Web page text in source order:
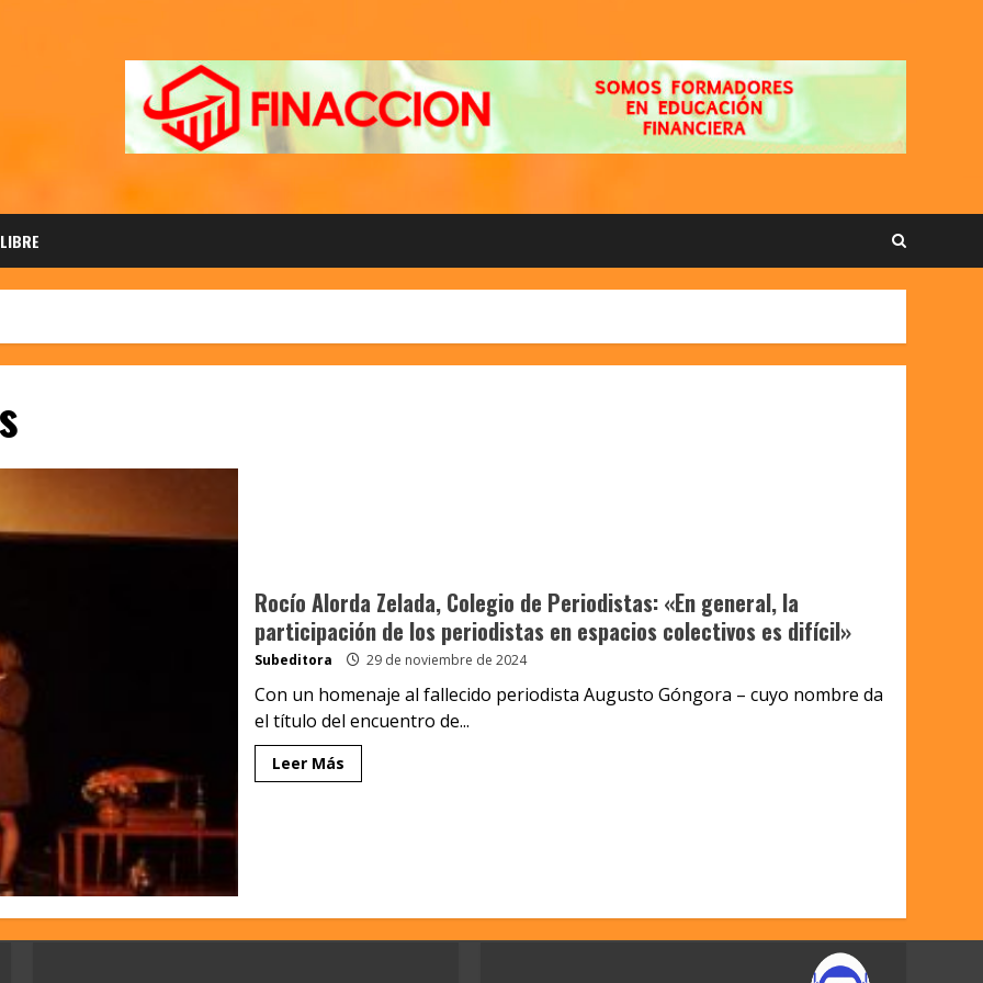
Rocío Alorda Zelada, Colegio de Periodistas: «En general, la
participación de los periodistas en espacios colectivos es difícil»
Subeditora 29 de noviembre de 2024
Con un homenaje al fallecido periodista Augusto Góngora – cuyo nombre da
el título del encuentro de...
Leer Más